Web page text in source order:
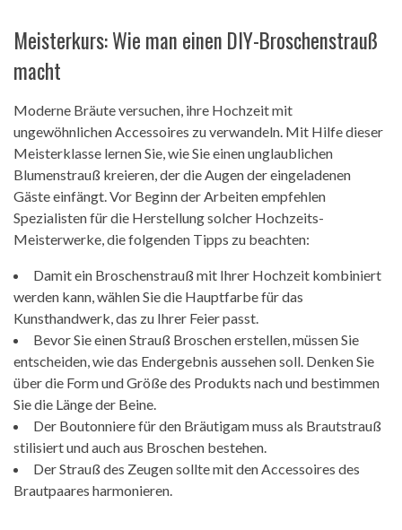
Meisterkurs: Wie man einen DIY-Broschenstrauß
macht
Moderne Bräute versuchen, ihre Hochzeit mit
ungewöhnlichen Accessoires zu verwandeln. Mit Hilfe dieser
Meisterklasse lernen Sie, wie Sie einen unglaublichen
Blumenstrauß kreieren, der die Augen der eingeladenen
Gäste einfängt. Vor Beginn der Arbeiten empfehlen
Spezialisten für die Herstellung solcher Hochzeits-
Meisterwerke, die folgenden Tipps zu beachten:
Damit ein Broschenstrauß mit Ihrer Hochzeit kombiniert
werden kann, wählen Sie die Hauptfarbe für das
Kunsthandwerk, das zu Ihrer Feier passt.
Bevor Sie einen Strauß Broschen erstellen, müssen Sie
entscheiden, wie das Endergebnis aussehen soll. Denken Sie
über die Form und Größe des Produkts nach und bestimmen
Sie die Länge der Beine.
Der Boutonniere für den Bräutigam muss als Brautstrauß
stilisiert und auch aus Broschen bestehen.
Der Strauß des Zeugen sollte mit den Accessoires des
Brautpaares harmonieren.